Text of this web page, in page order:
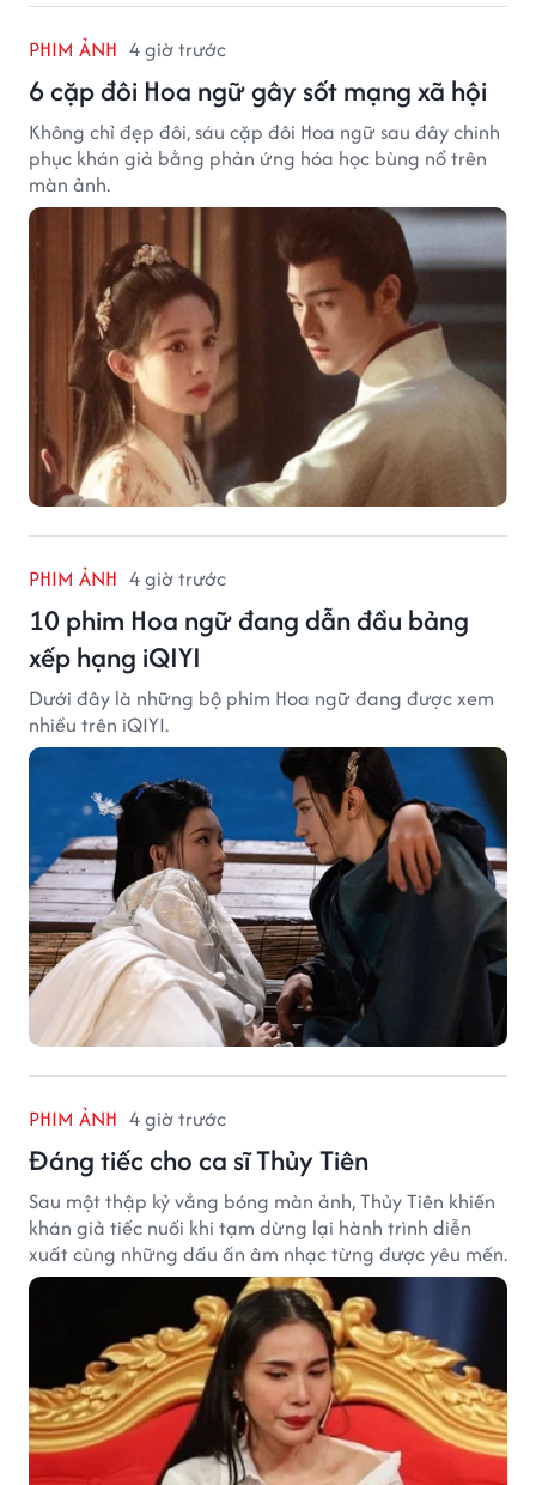
PHIM ẢNH 4 giờ trước
6 cặp đôi Hoa ngữ gây sốt mạng xã hội
Không chỉ đẹp đôi, sáu cặp đôi Hoa ngữ sau đây chinh
phục khán giả bằng phản ứng hóa học bùng nổ trên
màn ảnh.
PHIM ẢNH 4 giờ trước
10 phim Hoa ngữ đang dẫn đầu bảng
xếp hạng iQIYI
Dưới đây là những bộ phim Hoa ngữ đang được xem
nhiều trên iQIYI.
PHIM ẢNH 4 giờ trước
Đáng tiếc cho ca sĩ Thủy Tiên
Sau một thập kỷ vắng bóng màn ảnh, Thủy Tiên khiến
khán giả tiếc nuối khi tạm dừng lại hành trình diễn
xuất cùng những dấu ấn âm nhạc từng được yêu mến.